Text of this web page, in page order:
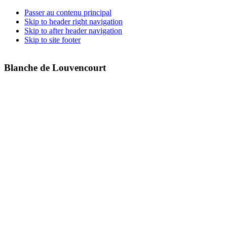
Passer au contenu principal
Skip to header right navigation
Skip to after header navigation
Skip to site footer
Blanche de Louvencourt